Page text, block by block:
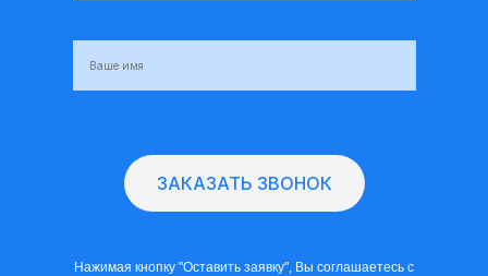
Нажимая кнопку "Оставить заявку", Вы соглашаетесь с